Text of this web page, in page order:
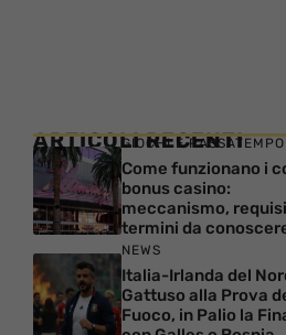
ARTICOLI RECENTI
GIOCHI E PASSATEMPO
Come funzionano i
bonus casino:
meccanismo,
termini da
NEWS
Italia-Irlanda del
Gattuso alla Prova
Fuoco, in Palio la